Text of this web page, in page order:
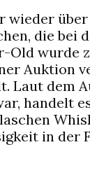
wieder
die bei
Old wurde
Auktion
Laut dem
handelt
in der